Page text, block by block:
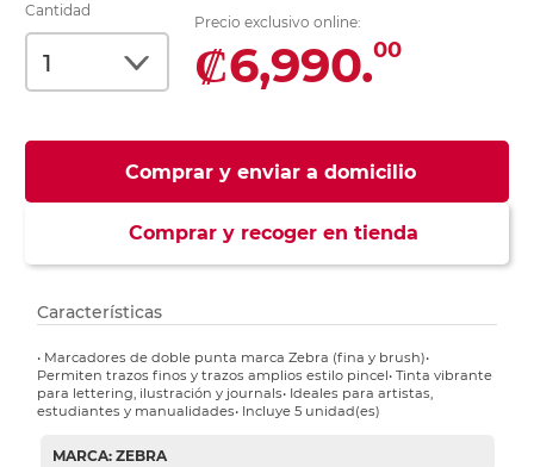
Cantidad
Precio exclusivo online:
₡6,990.00
Comprar y enviar a domicilio
Comprar y recoger en tienda
Características
• Marcadores de doble punta marca Zebra (fina y brush)•
Permiten trazos finos y trazos amplios estilo pincel• Tinta vibrante
para lettering, ilustración y journals• Ideales para artistas,
estudiantes y manualidades• Incluye 5 unidad(es)
MARCA: ZEBRA